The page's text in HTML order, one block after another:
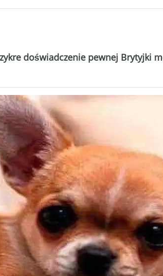
doświadczenie pewnej Brytyjki